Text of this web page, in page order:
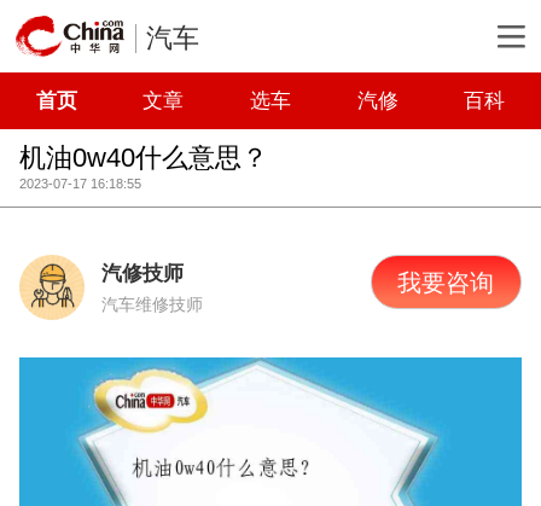
汽车
首页 文章 选车 汽修 百科
机油0w40什么意思？
2023-07-17 16:18:55
汽修技师
汽车维修技师
我要咨询